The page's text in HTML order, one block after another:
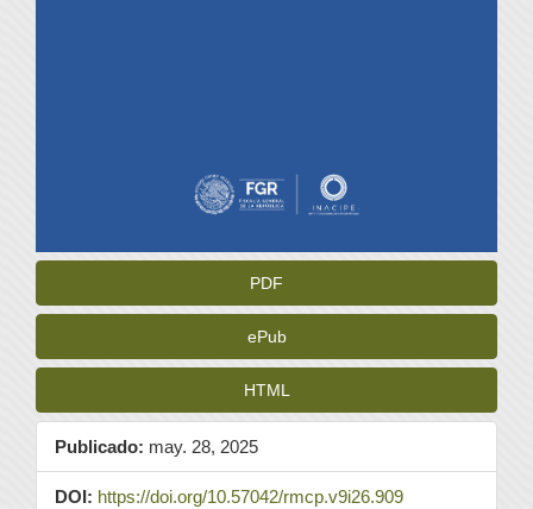
PDF
ePub
HTML
Publicado: may. 28, 2025
DOI: https://doi.org/10.57042/rmcp.v9i26.909